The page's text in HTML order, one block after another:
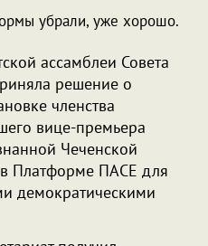
убрали, уже хорошо.
ассамблеи Совета
решение о
членства
вице-премьера
Чеченской
Платформе ПАСЕ для
демократическими